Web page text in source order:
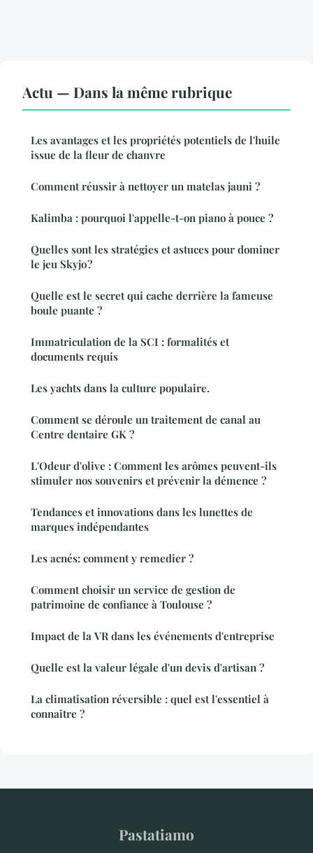
Actu — Dans la même rubrique
Les avantages et les propriétés potentiels de l'huile
issue de la fleur de chanvre
Comment réussir à nettoyer un matelas jauni ?
Kalimba : pourquoi l'appelle-t-on piano à pouce ?
Quelles sont les stratégies et astuces pour dominer
le jeu Skyjo ?
Quelle est le secret qui cache derrière la fameuse
boule puante ?
Immatriculation de la SCI : formalités et
documents requis
Les yachts dans la culture populaire.
Comment se déroule un traitement de canal au
Centre dentaire GK ?
L'Odeur d'olive : Comment les arômes peuvent-ils
stimuler nos souvenirs et prévenir la démence ?
Tendances et innovations dans les lunettes de
marques indépendantes
Les acnés: comment y remedier ?
Comment choisir un service de gestion de
patrimoine de confiance à Toulouse ?
Impact de la VR dans les événements d'entreprise
Quelle est la valeur légale d'un devis d'artisan ?
La climatisation réversible : quel est l'essentiel à
connaitre ?
Pastatiamo